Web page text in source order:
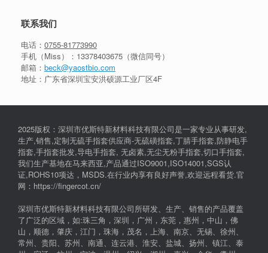
联系我们
电话： 0755-81773990
手机（Miss）： 13378403675 （微信同号）
邮箱： beck@yaostbio.com
地址：广东省深圳宝安洪硕源工业厂区4F
2025版权：深圳市优斯特新材料科技有限公司是一家专业从事研发,
生产,销售,定制无硫手指套供应商-无硫磺指套,丁腈手指套,防静电手
指套,手指套批发,导电手指套, 无卤素,无尘无粉手指套,切口手指套,
我们生产基地在马来西亚,产品通过ISO9001,ISO14001,SGS认
证,ROHS10项达，MSDS.在行业内享有良好声誉,欢迎远程看货.官
网：https://fingercot.cn/
深圳市优斯特新材料科技有限公司所研发、生产、销售的产品覆盖
了广泛的区域，如:珠三角，深圳，广州，东莞，惠州，中山，佛
山，顺德，肇庆，江门，珠海，茂名，上海、南京、无锡、徐州、
常州、贵阳、苏州、南通、连云港、淮安、盐城、扬州、镇江、泰